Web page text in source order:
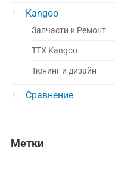
Kangoo
Запчасти и Ремонт
ТТХ Kangoo
Тюнинг и дизайн
Сравнение
Метки